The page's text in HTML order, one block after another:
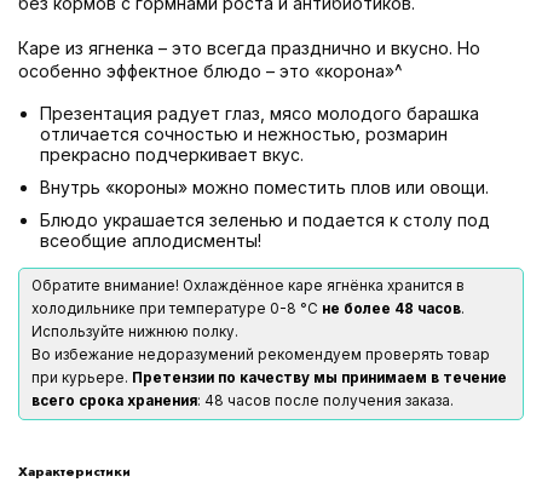
Каре из ягненка – это всегда празднично и вкусно. Но
особенно эффектное блюдо – это «корона»^
Презентация радует глаз, мясо молодого барашка
отличается сочностью и нежностью, розмарин
прекрасно подчеркивает вкус.
Внутрь «короны» можно поместить плов или овощи.
Блюдо украшается зеленью и подается к столу под
всеобщие аплодисменты!
Обратите внимание! Охлаждённое каре ягнёнка хранится в
холодильнике при температуре 0-8 °С не более 48 часов.
Используйте нижнюю полку.
Во избежание недоразумений рекомендуем проверять товар
при курьере. Претензии по качеству мы принимаем в течение
всего срока хранения: 48 часов после получения заказа.
Характеристики